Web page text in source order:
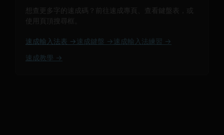
想查更多字的速成碼？前往速成專頁、查看鍵盤表，或
使用頁頂搜尋框。
速成輸入法表 → 速成鍵盤 → 速成輸入法練習 →
速成教學 →